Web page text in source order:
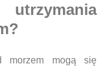
morzem mogą się